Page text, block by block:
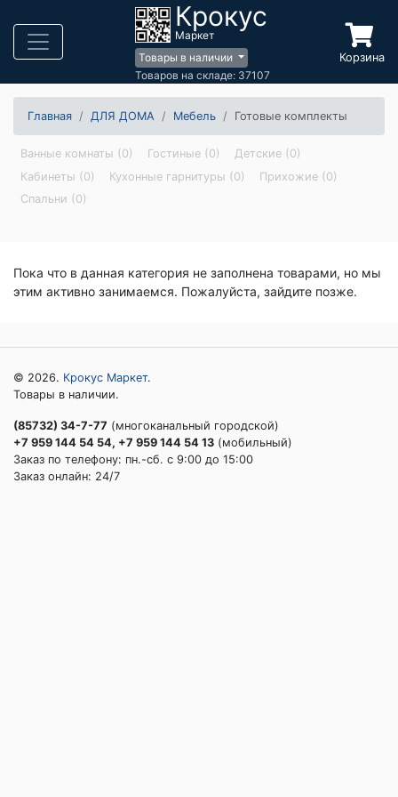
Крокус
Маркет
Товары в наличии
Товаров на складе: 37107
Корзина
Главная ДЛЯ ДОМА Мебель Готовые комплекты
Ванные комнаты (0) Гостиные (0)
Детские (0)
Кабинеты (0)
Кухонные гарнитуры (0)
Прихожие (0)
Спальни (0)
Пока что в данная категория не заполнена товарами, но мы
этим активно занимаемся. Пожалуйста, зайдите позже.
© 2026. Крокус Маркет.
Товары в наличии.
(85732) 34-7-77 (многоканальный городской)
+7 959 144 54 54, +7 959 144 54 13 (мобильный)
Заказ по телефону: пн.-сб. c 9:00 до 15:00
Заказ онлайн: 24/7